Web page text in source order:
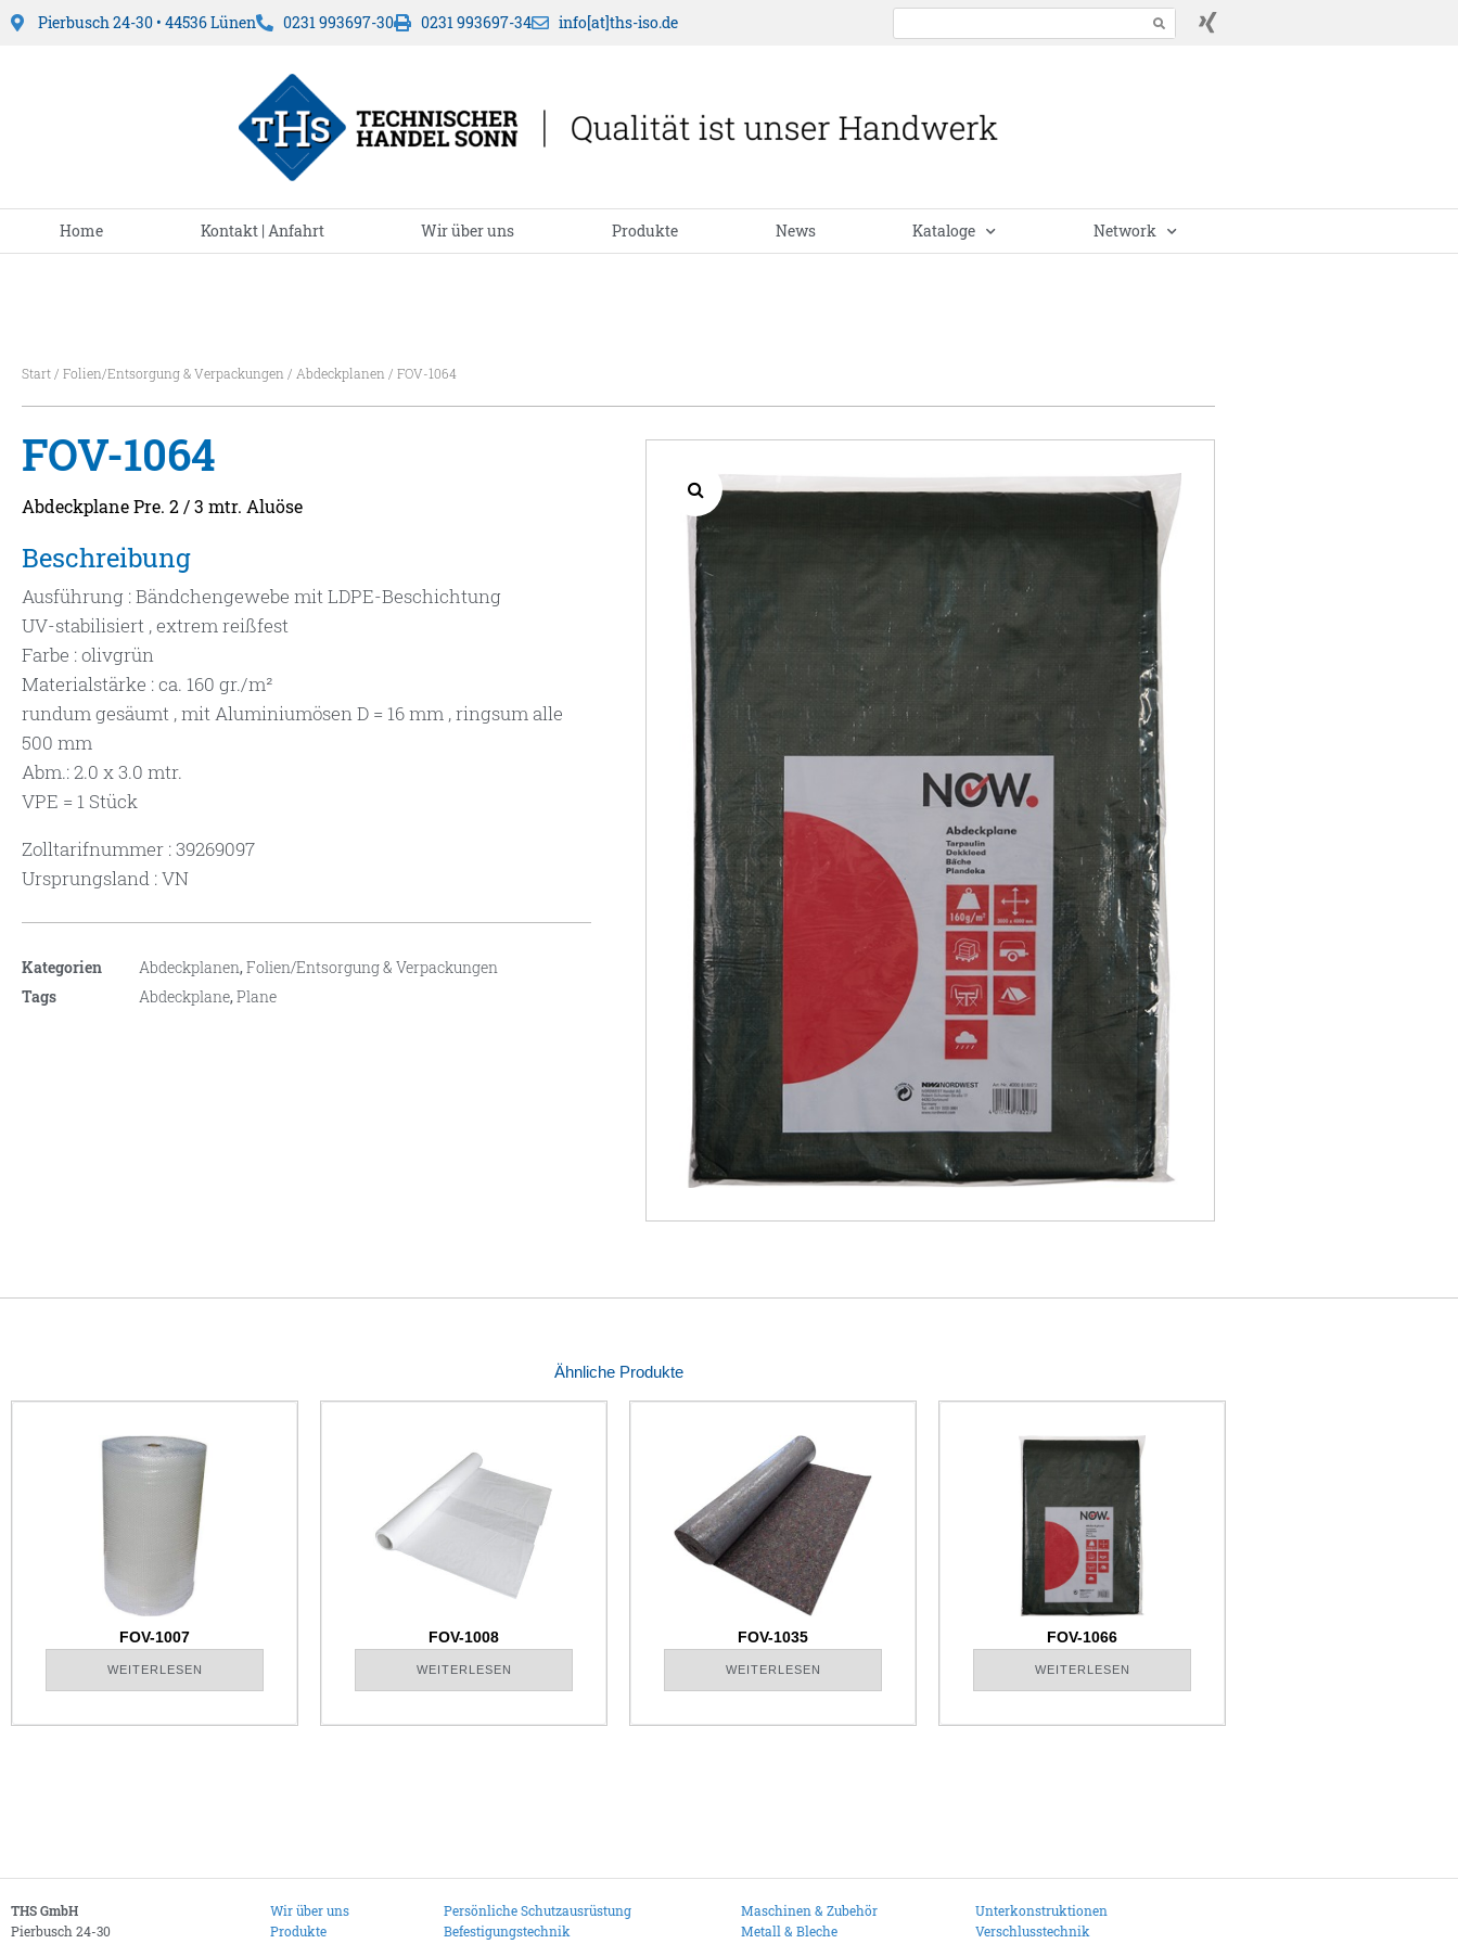
Pierbusch 24-30 • 44536 Lünen 0231 993697-30 0231 993697-34 info[at]ths-iso.de
Home Kontakt | Anfahrt Wir über uns Produkte News Kataloge Network
Start / Folien/Entsorgung & Verpackungen / Abdeckplanen / FOV-1064
FOV-1064
Abdeckplane Pre. 2 / 3 mtr. Aluöse
Beschreibung
Ausführung : Bändchengewebe mit LDPE-Beschichtung
UV-stabilisiert , extrem reißfest
Farbe : olivgrün
Materialstärke : ca. 160 gr./m²
rundum gesäumt , mit Aluminiumösen D = 16 mm , ringsum alle
500 mm
Abm.: 2.0 x 3.0 mtr.
VPE = 1 Stück
Zolltarifnummer : 39269097
Ursprungsland : VN
Kategorien Abdeckplanen,Folien/Entsorgung & Verpackungen
Tags
Abdeckplane,Plane
Ähnliche Produkte
FOV-1007
WEITERLESEN
FOV-1008
WEITERLESEN
FOV-1035
WEITERLESEN
FOV-1066
WEITERLESEN
THS GmbH
Pierbusch 24-30
Wir über uns
Produkte
Persönliche Schutzausrüstung
Befestigungstechnik
Maschinen & Zubehör
Metall & Bleche
Unterkonstruktionen
Verschlusstechnik